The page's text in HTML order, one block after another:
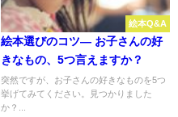
絵本Q&A
絵本選びのコツ― お子さんの好
きなもの、5つ言えますか？
突然ですが、お子さんの好きなものを5つ
挙げてみてください。見つかりました
か？...